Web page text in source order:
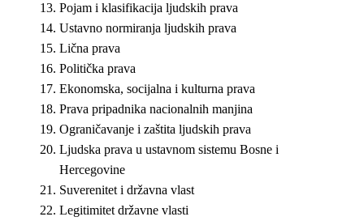
Pojam i klasifikacija ljudskih prava
Ustavno normiranja ljudskih prava
Lična prava
Politička prava
Ekonomska, socijalna i kulturna prava
Prava pripadnika nacionalnih manjina
Ograničavanje i zaštita ljudskih prava
Ljudska prava u ustavnom sistemu Bosne i
Hercegovine
Suverenitet i državna vlast
Legitimitet državne vlasti